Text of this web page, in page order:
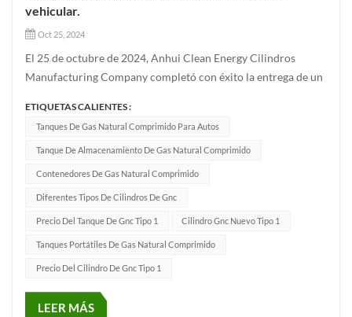
vehicular.
Oct 25, 2024
El 25 de octubre de 2024, Anhui Clean Energy Cilindros
Manufacturing Company completó con éxito la entrega de un
producción avanzadas. Estos cilindros para vehículos de alta
calidad han sido diseñados para satisfacer las necesidades de
diferente...
ETIQUETAS CALIENTES :
Tanques De Gas Natural Comprimido Para Autos
Tanque De Almacenamiento De Gas Natural Comprimido
Contenedores De Gas Natural Comprimido
Diferentes Tipos De Cilindros De Gnc
Precio Del Tanque De Gnc Tipo 1 Cilindro Gnc Nuevo Tipo 1
Tanques Portátiles De Gas Natural Comprimido
Precio Del Cilindro De Gnc Tipo 1
LEER MÁS